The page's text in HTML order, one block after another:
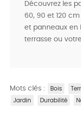
Découvrez les
60, 90 et 120
et panneaux en
terrasse ou
Mots clés : Bois
Jardin
Durabilité